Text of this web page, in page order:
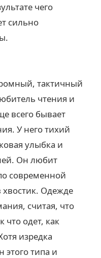
чего
сильно
тактичный
чтения и
всего бывает
У него тихий
улыбка и
Он любит
современной
хвостик. Одежде
считая, что
что одет, как
изредка
этого типа и